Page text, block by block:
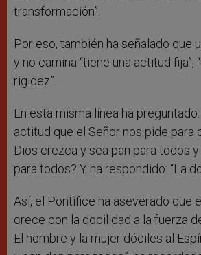
transformación”.
Por eso, también ha señalado que
y no camina “tiene una actitud fija”,
rigidez”.
En esta misma línea ha
actitud que el Señor nos pide para
Dios crezca y sea pan para todos
para todos? Y ha respondido: “La
Así, el Pontífice ha aseverado que
crece con la docilidad a la fuerza
El hombre y la mujer dóciles al